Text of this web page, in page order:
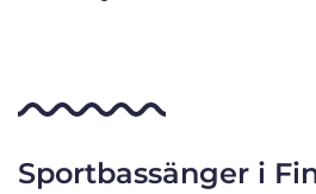
Sportbassänger i